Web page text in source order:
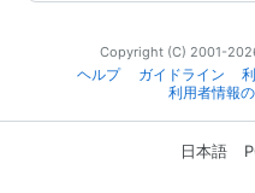
Copyright (C) 2001-
ヘルプ
ガイドライン
利用者情報
日本語